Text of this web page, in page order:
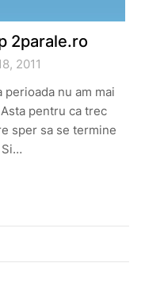
2parale.ro
2011
nu am mai
pentru ca trec
sper sa se termine
Si…